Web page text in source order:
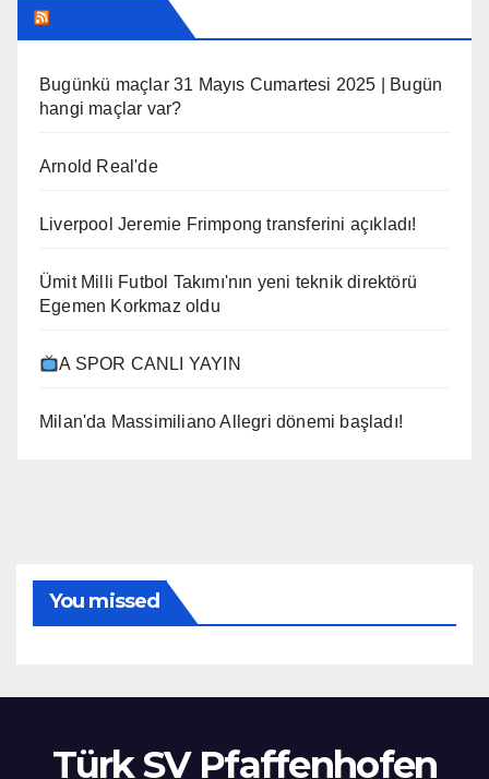
Bugünkü maçlar 31 Mayıs Cumartesi 2025 | Bugün
hangi maçlar var?
Arnold Real'de
Liverpool Jeremie Frimpong transferini açıkladı!
Ümit Milli Futbol Takımı'nın yeni teknik direktörü
Egemen Korkmaz oldu
A SPOR CANLI YAYIN
Milan'da Massimiliano Allegri dönemi başladı!
You missed
Türk SV Pfaffenhofen